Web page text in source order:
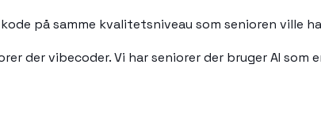
på samme kvalitetsniveau som senioren ville
der vibecoder. Vi har seniorer der bruger AI som